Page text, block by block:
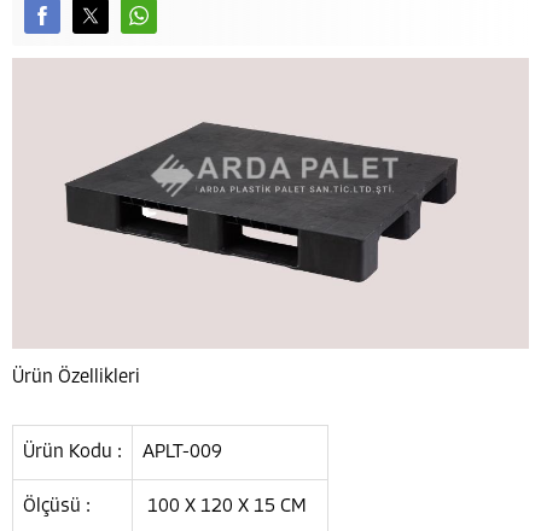
Ürün Özellikleri
Ürün Kodu : APLT-009
Ölçüsü : 100 X 120 X 15 CM